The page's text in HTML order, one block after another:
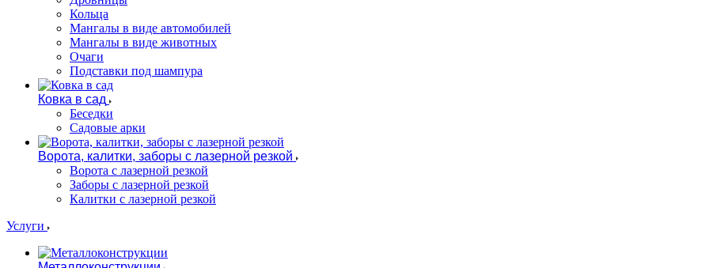
Кольца
Мангалы в виде автомобилей
Мангалы в виде животных
Очаги
Подставки под шампура
Ковка в сад
Беседки
Садовые арки
Ворота, калитки, заборы с лазерной резкой
Ворота с лазерной резкой
Заборы с лазерной резкой
Калитки с лазерной резкой
Услуги